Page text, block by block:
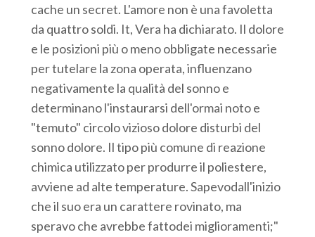
cache un secret. L'amore non è una favoletta
da quattro soldi. It, Vera ha dichiarato. Il dolore
e le posizioni più o meno obbligate necessarie
per tutelare la zona operata, influenzano
negativamente la qualità del sonno e
determinano l'instaurarsi dell'ormai noto e
"temuto" circolo vizioso dolore disturbi del
sonno dolore. Il tipo più comune di reazione
chimica utilizzato per produrre il poliestere,
avviene ad alte temperature. Sapevodall'inizio
che il suo era un carattere rovinato, ma
speravo che avrebbe fattodei miglioramenti;"